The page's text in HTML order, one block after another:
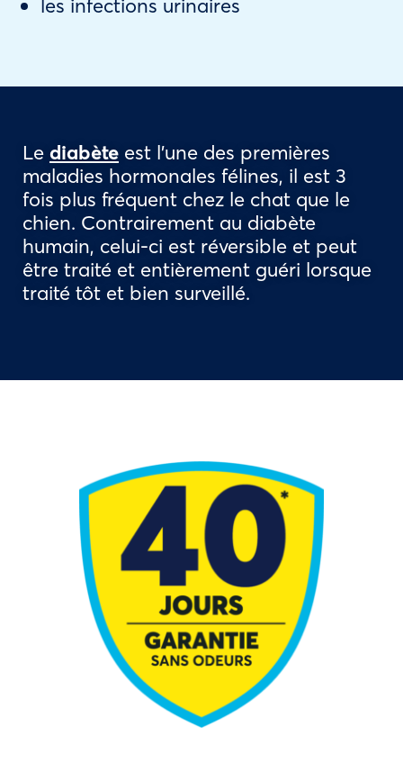
Le diabète est l’une des premières
maladies hormonales félines, il est 3
fois plus fréquent chez le chat que le
chien. Contrairement au diabète
humain, celui-ci est réversible et peut
être traité et entièrement guéri lorsque
traité tôt et bien surveillé.